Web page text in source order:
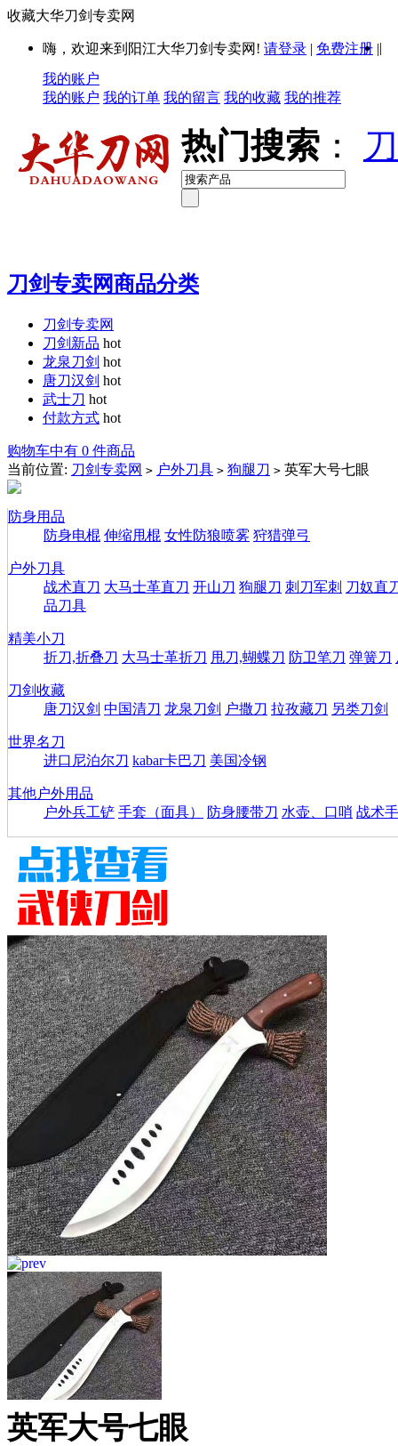
收藏大华刀剑专卖网
嗨，欢迎来到阳江大华刀剑专卖网! 请登录 | 免费注册 ||
我的账户
我的账户 我的订单 我的留言 我的收藏 我的推荐
热门搜索 ：
刀剑专卖网商品分类
刀剑专卖网
刀剑新品 hot
龙泉刀剑 hot
唐刀汉剑 hot
武士刀 hot
付款方式 hot
购物车中有 0 件商品
当前位置: 刀剑专卖网 > 户外刀具 > 狗腿刀 > 英军大号七眼
防身用品
防身电棍 伸缩甩棍 女性防狼喷雾 狩猎弹弓
户外刀具
战术直刀 大马士革直刀 开山刀 狗腿刀 刺刀军刺 刀奴直
品刀具
精美小刀
折刀,折叠刀 大马士革折刀 甩刀,蝴蝶刀 防卫笔刀 弹簧刀
刀剑收藏
唐刀汉剑 中国清刀 龙泉刀剑 户撒刀 拉孜藏刀 另类刀剑
世界名刀
进口尼泊尔刀 kabar卡巴刀 美国冷钢
其他户外用品
户外兵工铲 手套（面具） 防身腰带刀 水壶、口哨 战术
英军大号七眼